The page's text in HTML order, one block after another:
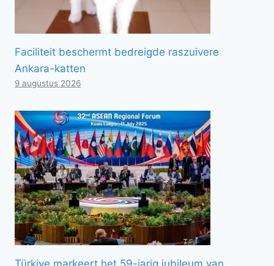
Faciliteit beschermt bedreigde raszuivere
Ankara-katten
9 augustus 2026
Türkiye markeert het 59-jarig jubileum van